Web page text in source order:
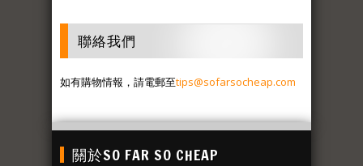
聯絡我們
如有購物情報，請電郵至tips@sofarsocheap.com
關於SO FAR SO CHEAP